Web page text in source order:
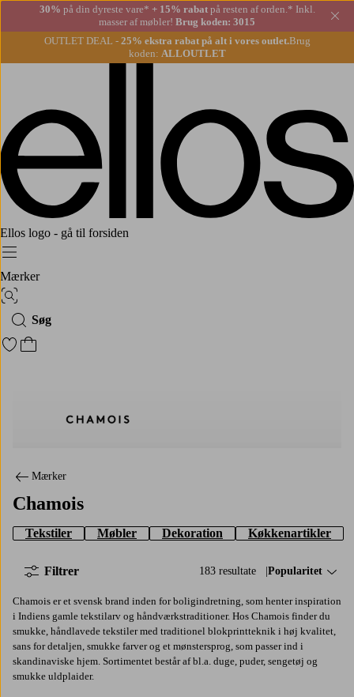
30% på din dyreste vare* + 15% rabatpå resten af orden.* Inkl.
masser af møbler! Brug koden: 3015
OUTLET DEAL - 25% ekstra rabat på alt i vores outlet.Brug
koden: ALLOUTLET
Ellos logo - gå til forsiden
Menu
Mærker
Billedsøgning
Søg
Gå til favoritmarkerede produkter
Gå til indkøbskurven
Mærker
Chamois
Tekstiler Møbler Dekoration Køkkenartikler
183 resultate Sorter efter:
Popularitet
Filtrer
Chamois er et svensk brand inden for boligindretning, som henter inspiration
i Indiens gamle tekstilarv og håndværkstraditioner. Hos Chamois finder du
smukke, håndlavede tekstiler med traditionel blokprintteknik i høj kvalitet,
sans for detaljen, smukke farver og et mønstersprog, som passer ind i
skandinaviske hjem. Sortimentet består af bl.a. duge, puder, sengetøj og
smukke uldplaider.